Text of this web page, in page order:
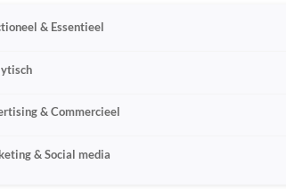
& Essentieel
& Commercieel
& Social media